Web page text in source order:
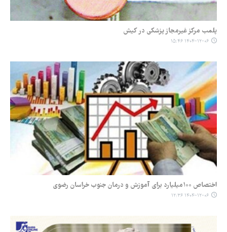
پلمب مرکز غیرمجاز پزشکی در کیش
۱۴۰۴-۱۲-۰۶ ۱۵:۴۶
اختصاص ۱۰۰میلیارد برای آموزش و درمان جنوب خراسان رضوی
۱۴۰۴-۱۲-۰۶ ۱۲:۳۶